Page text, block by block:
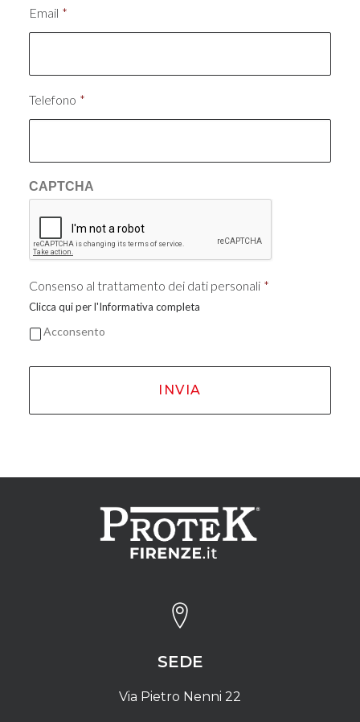
Email *
Telefono *
CAPTCHA
Consenso al trattamento dei dati personali *
Clicca qui per l'Informativa completa
Acconsento
SEDE
Via Pietro Nenni 22